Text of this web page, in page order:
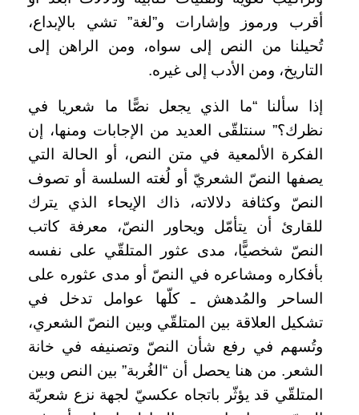
أقرب ورموز وإشارات و”لغة” تشي بالإبداع،
تُحيلنا من النص إلى سواه، ومن الراهن إلى
التاريخ، ومن الأدب إلى غيره.
إذا سألنا “ما الذي يجعل نصًّا ما شعريا في
نظرك؟” سنتلقّى العديد من الإجابات ومنها، إن
الفكرة الألمعية في متن النص، أو الحالة التي
يصفها النصّ الشعريّ أو لُغته السلسة أو تصوف
النصّ وكثافة دلالاته، ذاك الإيحاء الذي يترك
للقارئ أن يتأمّل ويحاور النصّ، معرفة كاتب
النصّ شخصيًّا، مدى عثور المتلقّي على نفسه
بأفكاره ومشاعره في النصّ أو مدى عثوره على
الساحر والمُدهش ـ كلّها عوامل تدخل في
تشكيل العلاقة بين المتلقّي وبين النصّ الشعري،
وتُسهم في رفع شأن النصّ وتصنيفه في خانة
الشعر. من هنا يحصل أن “الغُربة” بين النص وبين
المتلقّي قد يؤثّر باتجاه عكسيّ لجهة نزع شعريّة